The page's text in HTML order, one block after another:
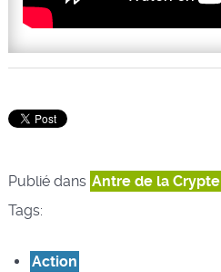
Publié dans Antre de la Crypte
Tags:
Action